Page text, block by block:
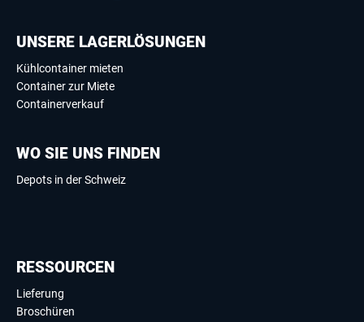
UNSERE LAGERLÖSUNGEN
Kühlcontainer mieten
Container zur Miete
Containerverkauf
WO SIE UNS FINDEN
Depots in der Schweiz
RESSOURCEN
Lieferung
Broschüren